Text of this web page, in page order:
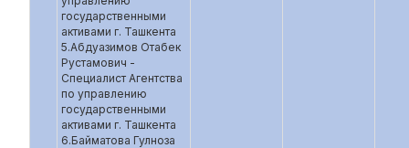
государственными
активами г. Ташкента
5.Абдуазимов Отабек
Рустамович -
Специалист Агентства
по управлению
государственными
активами г. Ташкента
6.Байматова Гулноза